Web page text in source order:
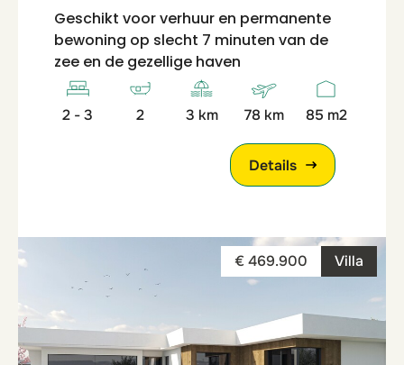
Geschikt voor verhuur en permanente
bewoning op slecht 7 minuten van de
zee en de gezellige haven
2 - 3 2 3 km 78 km 85 m2
Details
Villa
€ 469.900